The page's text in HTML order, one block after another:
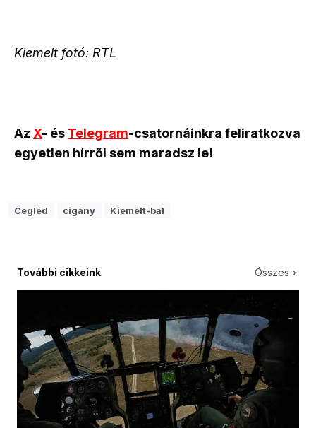
Kiemelt fotó: RTL
Az X- és Telegram-csatornáinkra feliratkozva
egyetlen hírről sem maradsz le!
Cegléd cigány Kiemelt-bal
További cikkeink Összes